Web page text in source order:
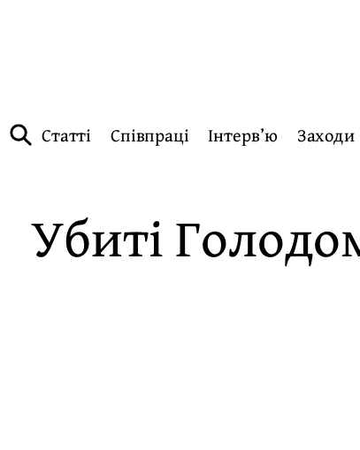
Статті Співпраці Інтерв’ю Заходи
Убиті